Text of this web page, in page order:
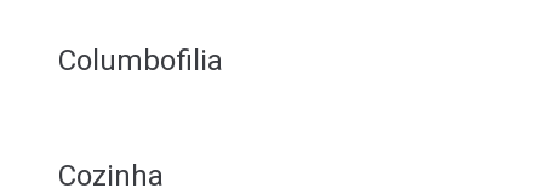
Columbofilia
Cozinha